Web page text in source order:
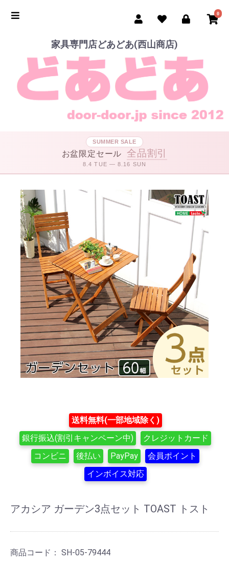
0
家具専門店どあどあ(西山商店)
SUMMER SALE
お盆限定セール 全品割引
8.4 TUE — 8.16 SUN
送料無料(一部地域除く)
銀行振込(割引キャンペーン中)
クレジットカード
コンビニ
後払い PayPay
会員ポイント
インボイス対応
アカシア ガーデン3点セット TOAST トスト
商品コード： SH-05-79444